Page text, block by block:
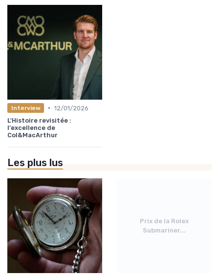
Interview • 12/01/2026
L'Histoire revisitée :
l'excellence de
Col&MacArthur
Les plus lus
Prix de la Rolex
Submariner...